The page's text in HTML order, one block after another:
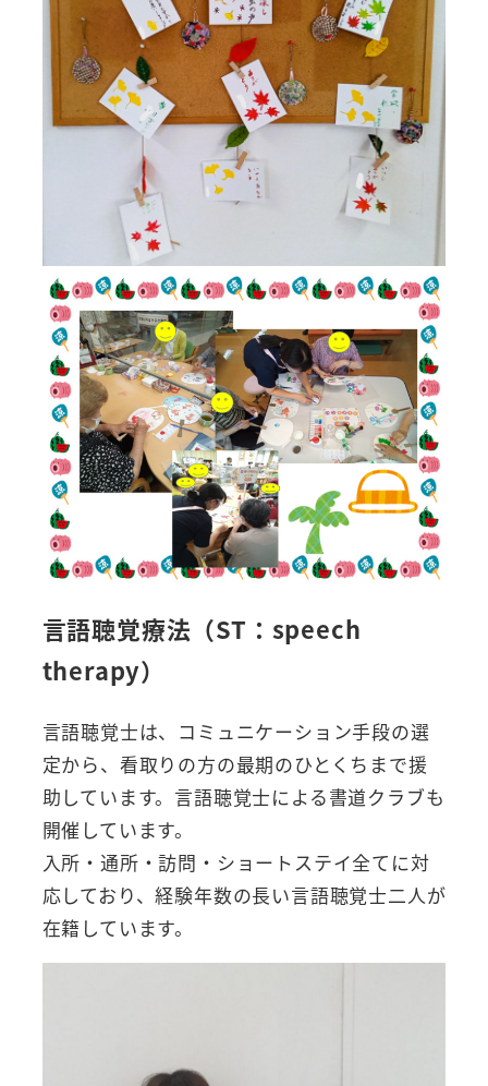
言語聴覚療法（ST：speech
therapy）
言語聴覚士は、コミュニケーション手段の選
定から、看取りの方の最期のひとくちまで援
助しています。言語聴覚士による書道クラブも
開催しています。
入所・通所・訪問・ショートステイ全てに対
応しており、経験年数の長い言語聴覚士二人が
在籍しています。